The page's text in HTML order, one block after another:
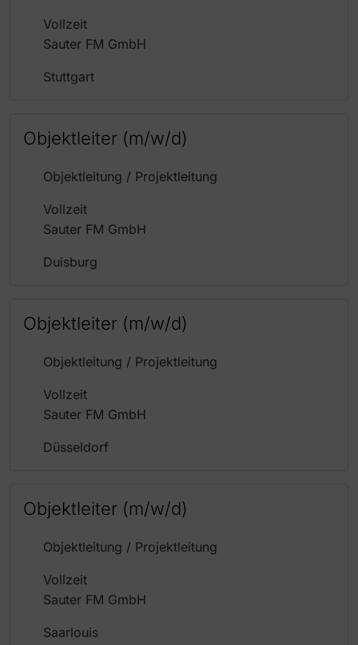
Vollzeit
Sauter FM GmbH
Stuttgart
Objektleiter (m/w/d)
Objektleitung / Projektleitung
Vollzeit
Sauter FM GmbH
Duisburg
Objektleiter (m/w/d)
Objektleitung / Projektleitung
Vollzeit
Sauter FM GmbH
Düsseldorf
Objektleiter (m/w/d)
Objektleitung / Projektleitung
Vollzeit
Sauter FM GmbH
Saarlouis